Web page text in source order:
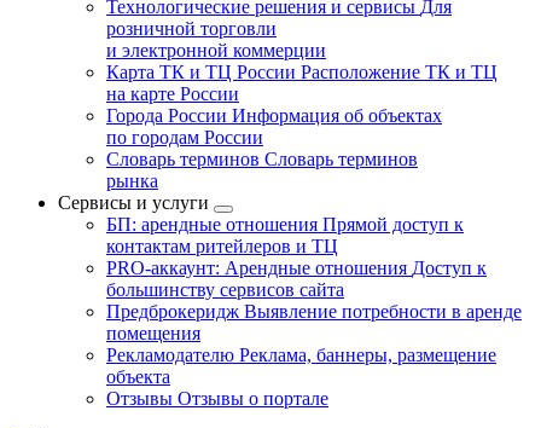
Технологические решения и сервисы Для
розничной торговли
и электронной коммерции
Карта ТК и ТЦ России Расположение ТК и ТЦ
на карте России
Города России Информация об объектах
по городам России
Словарь терминов Словарь терминов
рынка
Сервисы и услуги
БП: арендные отношения Прямой доступ к
контактам ритейлеров и ТЦ
PRO-аккаунт: Арендные отношения Доступ к
большинству сервисов сайта
Предброкеридж Выявление потребности в аренде
помещения
Рекламодателю Реклама, баннеры, размещение
объекта
Отзывы Отзывы о портале